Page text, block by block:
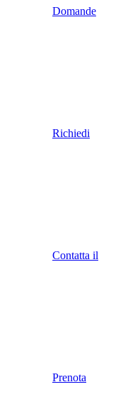
Domande
Richiedi
Contatta il
Prenota